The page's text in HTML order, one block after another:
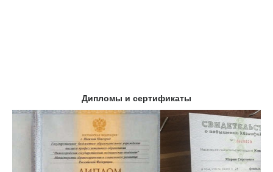
Дипломы и сертификаты